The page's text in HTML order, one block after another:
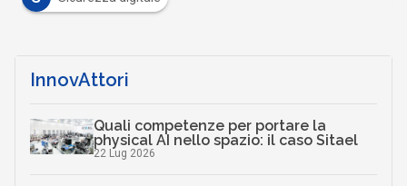
InnovAttori
Quali competenze per portare la
physical AI nello spazio: il caso Sitael
22 Lug 2026